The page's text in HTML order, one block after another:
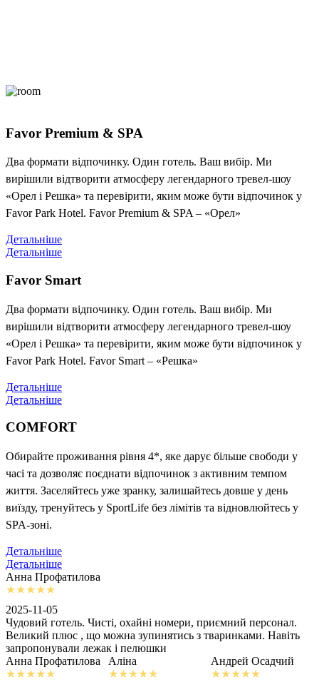
Favor Premium & SPA
Два формати відпочинку. Один готель. Ваш вибір. Ми
вирішили відтворити атмосферу легендарного тревел-шоу
«Орел і Решка» та перевірити, яким може бути відпочинок у
Favor Park Hotel. Favor Premium & SPA – «Орел»
Детальніше
Детальніше
Favor Smart
Два формати відпочинку. Один готель. Ваш вибір. Ми
вирішили відтворити атмосферу легендарного тревел-шоу
«Орел і Решка» та перевірити, яким може бути відпочинок у
Favor Park Hotel. Favor Smart – «Решка»
Детальніше
Детальніше
COMFORT
Обирайте проживання рівня 4*, яке дарує більше свободи у
часі та дозволяє поєднати відпочинок з активним темпом
життя. Заселяйтесь уже зранку, залишайтесь довше у день
виїзду, тренуйтесь у SportLife без лімітів та відновлюйтесь у
SPA-зоні.
Детальніше
Детальніше
Анна Профатилова
2025-11-05
Чудовий готель. Чисті, охайні номери, приємний персонал.
Великий плюс , що можна зупинятись з тваринками. Навіть
запропонували лежак і пелюшки
Анна Профатилова
Аліна Андрей Осадчий